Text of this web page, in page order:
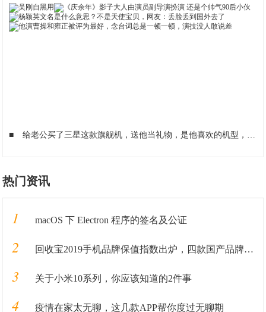
■ 给老公买了三星这款旗舰机，送他当礼物，是他喜欢的机型，很好用
热门资讯
1 macOS 下 Electron 程序的签名及公证
2 回收宝2019手机品牌保值指数出炉，四款国产品牌保值率超华为
3 关于小米10系列，你应该知道的2件事
4 疫情在家太无聊，这几款APP帮你度过无聊期